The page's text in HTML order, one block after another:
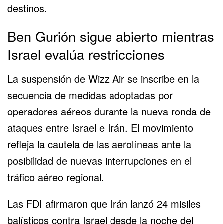
destinos.
Ben Gurión sigue abierto mientras
Israel evalúa restricciones
La suspensión de Wizz Air se inscribe en la
secuencia de medidas adoptadas por
operadores aéreos durante la nueva ronda de
ataques entre Israel e Irán. El movimiento
refleja la cautela de las aerolíneas ante la
posibilidad de nuevas interrupciones en el
tráfico aéreo regional.
Las FDI afirmaron que Irán lanzó 24 misiles
balísticos contra Israel desde la noche del